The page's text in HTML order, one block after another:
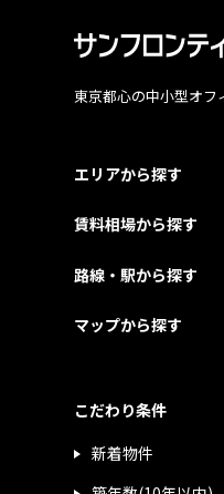
東京都心の中小型オフ
エリアから探す
賃料相場から探す
路線・駅から探す
マップから探す
こだわり条件
新着物件